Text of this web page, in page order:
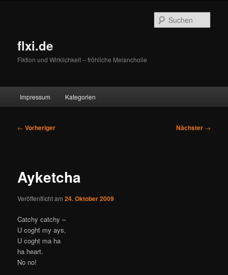
flxi.de
Fiktion und Wirklichkeit – fröhliche Melancholie
Impressum Kategorien
Beitragsnavigation
← Vorheriger Nächster →
Ayketcha
Veröffentlicht am24. Oktober 2009
Catchy catchy –
U coght my ays,
U coght ma ha
ha heart.
No no!